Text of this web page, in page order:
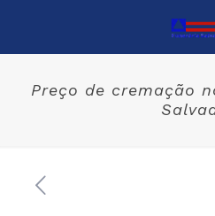
Preço de cremação